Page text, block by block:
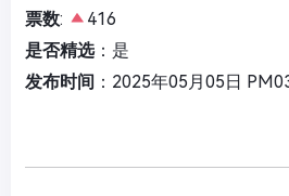
票数:
416
是否精选：是
发布时间 ：2025年05月05日